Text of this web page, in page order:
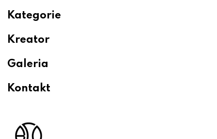
Kategorie
Kreator
Galeria
Kontakt